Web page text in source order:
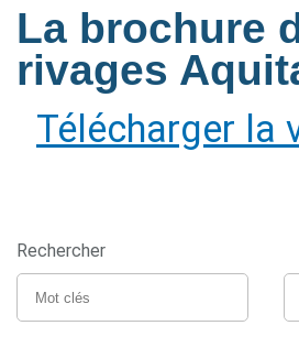
La brochure
rivages
Télécharger la
Rechercher